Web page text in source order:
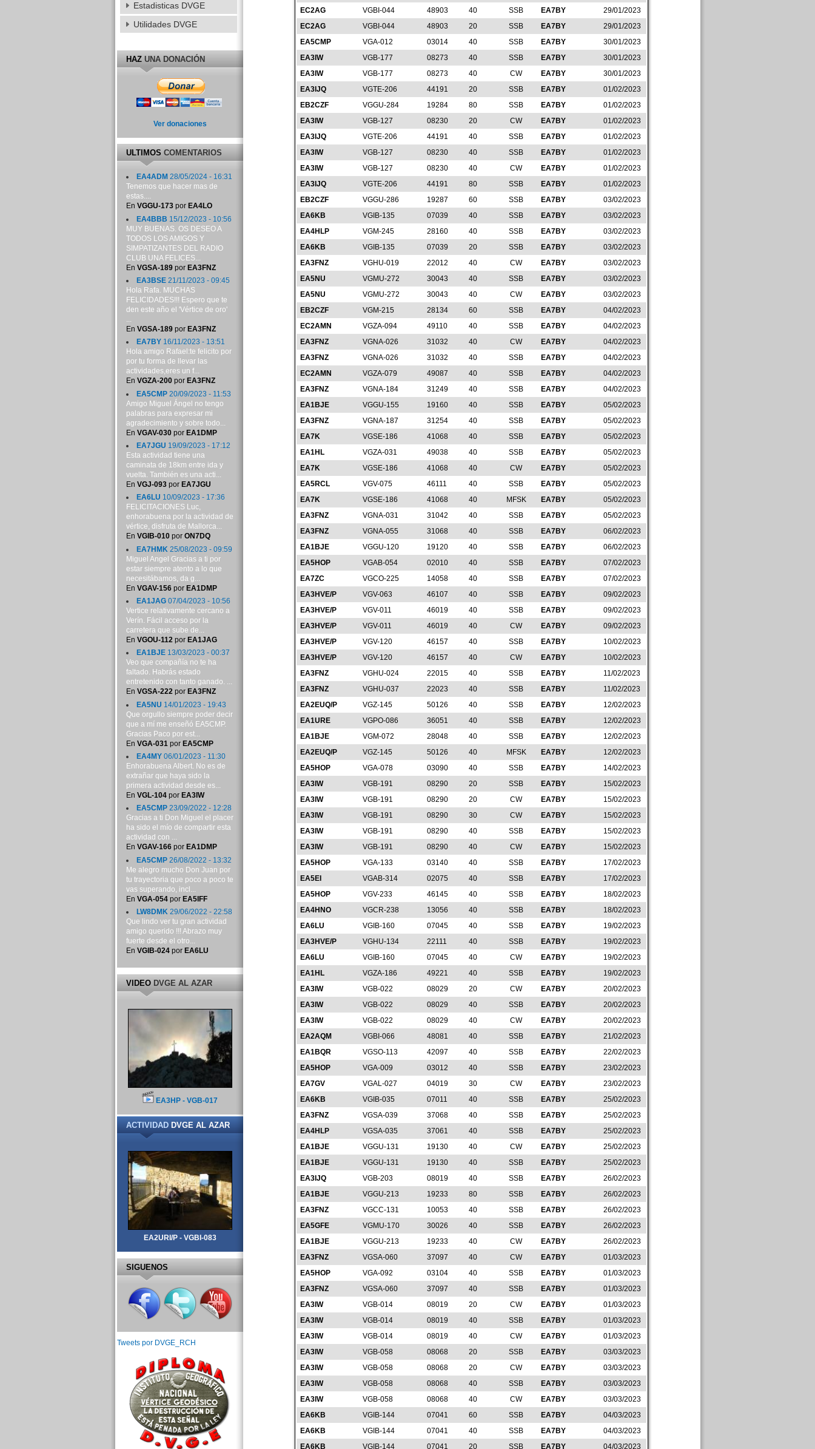
EC2AG
VGBI-044 48903 40 SSB EA7BY
29/01/2023
EC2AG
VGBI-044 48903 20 SSB EA7BY
29/01/2023
EA5CMP
VGA-012 03014 40 SSB EA7BY
30/01/2023
EA3IW
VGB-177 08273 40 SSB EA7BY
30/01/2023
EA3IW
VGB-177 08273 40 CW EA7BY
30/01/2023
EA3IJQ
VGTE-206 44191 20 SSB EA7BY
01/02/2023
EB2CZF
VGGU-284 19284 80 SSB EA7BY
01/02/2023
EA3IW
VGB-127 08230 20 CW EA7BY
01/02/2023
EA3IJQ
VGTE-206 44191 40 SSB EA7BY
01/02/2023
EA3IW
VGB-127 08230 40 SSB EA7BY
01/02/2023
EA3IW
VGB-127 08230 40 CW EA7BY
01/02/2023
EA3IJQ
VGTE-206 44191 80 SSB EA7BY
01/02/2023
EB2CZF
VGGU-286 19287 60 SSB EA7BY
03/02/2023
EA6KB
VGIB-135 07039 40 SSB EA7BY
03/02/2023
EA4HLP
VGM-245 28160 40 SSB EA7BY
03/02/2023
EA6KB
VGIB-135 07039 20 SSB EA7BY
03/02/2023
EA3FNZ
VGHU-019 22012 40 CW EA7BY
03/02/2023
EA5NU
VGMU-272 30043 40 SSB EA7BY
03/02/2023
EA5NU
VGMU-272 30043 40 CW EA7BY
03/02/2023
EB2CZF
VGM-215 28134 60 SSB EA7BY
04/02/2023
EC2AMN
VGZA-094 49110 40 SSB EA7BY
04/02/2023
EA3FNZ
VGNA-026 31032 40 CW EA7BY
04/02/2023
EA3FNZ
VGNA-026 31032 40 SSB EA7BY
04/02/2023
EC2AMN
VGZA-079 49087 40 SSB EA7BY
04/02/2023
EA3FNZ
VGNA-184 31249 40 SSB EA7BY
04/02/2023
EA1BJE
VGGU-155 19160 40 SSB EA7BY
05/02/2023
EA3FNZ
VGNA-187 31254 40 SSB EA7BY
05/02/2023
EA7K
VGSE-186 41068 40 SSB EA7BY
05/02/2023
EA1HL
VGZA-031 49038 40 SSB EA7BY
05/02/2023
EA7K
VGSE-186 41068 40 CW EA7BY
05/02/2023
EA5RCL
VGV-075 46111 40 SSB EA7BY
05/02/2023
EA7K
VGSE-186 41068 40 MFSK EA7BY
05/02/2023
EA3FNZ
VGNA-031 31042 40 SSB EA7BY
05/02/2023
EA3FNZ
VGNA-055 31068 40 SSB EA7BY
06/02/2023
EA1BJE
VGGU-120 19120 40 SSB EA7BY
06/02/2023
EA5HOP
VGAB-054 02010 40 SSB EA7BY
07/02/2023
EA7ZC
VGCO-225 14058 40 SSB EA7BY
07/02/2023
EA3HVE/P
VGV-063 46107 40 SSB EA7BY
09/02/2023
EA3HVE/P
VGV-011 46019 40 SSB EA7BY
09/02/2023
EA3HVE/P
VGV-011 46019 40 CW EA7BY
09/02/2023
EA3HVE/P
VGV-120 46157 40 SSB EA7BY
10/02/2023
EA3HVE/P
VGV-120 46157 40 CW EA7BY
10/02/2023
EA3FNZ
VGHU-024 22015 40 SSB EA7BY
11/02/2023
EA3FNZ
VGHU-037 22023 40 SSB EA7BY
11/02/2023
EA2EUQ/P
VGZ-145 50126 40 SSB EA7BY
12/02/2023
EA1URE
VGPO-086 36051 40 SSB EA7BY
12/02/2023
EA1BJE
VGM-072 28048 40 SSB EA7BY
12/02/2023
EA2EUQ/P
VGZ-145 50126 40 MFSK EA7BY
12/02/2023
EA5HOP
VGA-078 03090 40 SSB EA7BY
14/02/2023
EA3IW
VGB-191 08290 20 SSB EA7BY
15/02/2023
EA3IW
VGB-191 08290 20 CW EA7BY
15/02/2023
EA3IW
VGB-191 08290 30 CW EA7BY
15/02/2023
EA3IW
VGB-191 08290 40 SSB EA7BY
15/02/2023
EA3IW
VGB-191 08290 40 CW EA7BY
15/02/2023
EA5HOP
VGA-133 03140 40 SSB EA7BY
17/02/2023
EA5EI
VGAB-314 02075 40 SSB EA7BY
17/02/2023
EA5HOP
VGV-233 46145 40 SSB EA7BY
18/02/2023
EA4HNO
VGCR-238 13056 40 SSB EA7BY
18/02/2023
EA6LU
VGIB-160 07045 40 SSB EA7BY
19/02/2023
EA3HVE/P
VGHU-134 22111 40 SSB EA7BY
19/02/2023
EA6LU
VGIB-160 07045 40 CW EA7BY
19/02/2023
EA1HL
VGZA-186 49221 40 SSB EA7BY
19/02/2023
EA3IW
VGB-022 08029 20 CW EA7BY
20/02/2023
EA3IW
VGB-022 08029 40 SSB EA7BY
20/02/2023
EA3IW
VGB-022 08029 40 CW EA7BY
20/02/2023
EA2AQM
VGBI-066 48081 40 SSB EA7BY
21/02/2023
EA1BQR
VGSO-113 42097 40 SSB EA7BY
22/02/2023
EA5HOP
VGA-009 03012 40 SSB EA7BY
23/02/2023
EA7GV
VGAL-027 04019 30 CW EA7BY
23/02/2023
EA6KB
VGIB-035 07011 40 SSB EA7BY
25/02/2023
EA3FNZ
VGSA-039 37068 40 SSB EA7BY
25/02/2023
EA4HLP
VGSA-035 37061 40 SSB EA7BY
25/02/2023
EA1BJE
VGGU-131 19130 40 CW EA7BY
25/02/2023
EA1BJE
VGGU-131 19130 40 SSB EA7BY
25/02/2023
EA3IJQ
VGB-203 08019 40 SSB EA7BY
26/02/2023
EA1BJE
VGGU-213 19233 80 SSB EA7BY
26/02/2023
EA3FNZ
VGCC-131 10053 40 SSB EA7BY
26/02/2023
EA5GFE
VGMU-170 30026 40 SSB EA7BY
26/02/2023
EA1BJE
VGGU-213 19233 40 CW EA7BY
26/02/2023
EA3FNZ
VGSA-060 37097 40 CW EA7BY
01/03/2023
EA5HOP
VGA-092 03104 40 SSB EA7BY
01/03/2023
EA3FNZ
VGSA-060 37097 40 SSB EA7BY
01/03/2023
EA3IW
VGB-014 08019 20 CW EA7BY
01/03/2023
EA3IW
VGB-014 08019 40 SSB EA7BY
01/03/2023
EA3IW
VGB-014 08019 40 CW EA7BY
01/03/2023
EA3IW
VGB-058 08068 20 SSB EA7BY
03/03/2023
EA3IW
VGB-058 08068 20 CW EA7BY
03/03/2023
EA3IW
VGB-058 08068 40 SSB EA7BY
03/03/2023
EA3IW
VGB-058 08068 40 CW EA7BY
03/03/2023
EA6KB
VGIB-144 07041 60 SSB EA7BY
04/03/2023
EA6KB
VGIB-144 07041 40 SSB EA7BY
04/03/2023
EA6KB
VGIB-144 07041 20 SSB EA7BY 04/03/2023
Estadisticas DVGE
Utilidades DVGE
HAZUNA DONACIÓN
Ver donaciones
ULTIMOSCOMENTARIOS
EA4ADM 28/05/2024 - 16:31
Tenemos que hacer mas de
estas....
En VGGU-173por EA4LO
EA4BBB 15/12/2023 - 10:56
MUY BUENAS. OS DESEO A
TODOS LOS AMIGOS Y
SIMPATIZANTES DEL RADIO
CLUB UNA FELICES...
En VGSA-189por EA3FNZ
EA3BSE21/11/2023 - 09:45
Hola Rafa. MUCHAS
FELICIDADES!!! Espero que te
den este año el 'Vértice de oro'
...
En VGSA-189por EA3FNZ
EA7BY16/11/2023 - 13:51
Hola amigo Rafael:te felicito por
por tu forma de llevar las
actividades,eres un f...
En VGZA-200por EA3FNZ
EA5CMP20/09/2023 - 11:53
Amigo Miguel Ángel no tengo
palabras para expresar mi
agradecimiento y sobre todo...
En VGAV-030por EA1DMP
EA7JGU 19/09/2023 - 17:12
Esta actividad tiene una
caminata de 18km entre ida y
vuelta. También es una acti...
En VGJ-093por EA7JGU
EA6LU 10/09/2023 - 17:36
FELICITACIONES Luc,
enhorabuena por la actividad de
vértice, disfruta de Mallorca...
En VGIB-010por ON7DQ
EA7HMK 25/08/2023 - 09:59
Miguel Angel Gracias a ti por
estar siempre atento a lo que
necesitábamos, da g...
En VGAV-156por EA1DMP
EA1JAG07/04/2023 - 10:56
Vertice relativamente cercano a
Verín. Fácil acceso por la
carretera que sube de...
En VGOU-112por EA1JAG
EA1BJE13/03/2023 - 00:37
Veo que compañía no te ha
faltado. Habrás estado
entretenido con tanto ganado. ...
En VGSA-222por EA3FNZ
EA5NU 14/01/2023 - 19:43
Que orgullo siempre poder decir
que a mí me enseñó EA5CMP.
Gracias Paco por est...
En VGA-031 por EA5CMP
EA4MY06/01/2023 - 11:30
Enhorabuena Albert. No es de
extrañar que haya sido la
primera actividad desde es...
En VGL-104por EA3IW
EA5CMP23/09/2022 - 12:28
Gracias a ti Don Miguel el placer
ha sido el mío de compartir esta
actividad con ...
En VGAV-166por EA1DMP
EA5CMP26/08/2022 - 13:32
Me alegro mucho Don Juan por
tu trayectoria que poco a poco te
vas superando, incl...
En VGA-054por EA5IFF
LW8DMK29/06/2022 - 22:58
Que lindo ver tu gran actividad
amigo querido !!! Abrazo muy
fuerte desde el otro...
En VGIB-024por EA6LU
VIDEODVGE AL AZAR
EA3HP - VGB-017
ACTIVIDADDVGE AL AZAR
EA2URI/P - VGBI-083
SIGUENOS
Tweets por DVGE_RCH